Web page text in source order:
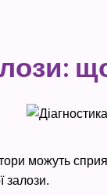
можуть
залози.